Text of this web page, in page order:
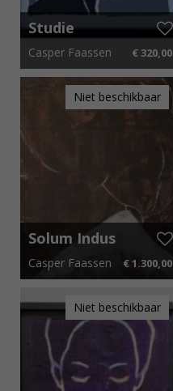
Studie
Casper Faassen € 320,00
40 cm x 30 cm € 4,80 p.m.
Niet beschikbaar
Solum Indus
Casper Faassen € 1.300,00
Niet beschikbaar